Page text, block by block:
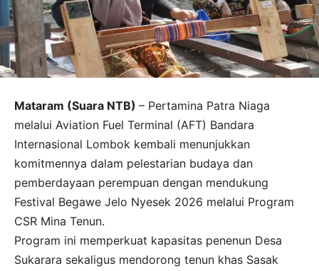
Mataram (Suara NTB) – Pertamina Patra Niaga
melalui Aviation Fuel Terminal (AFT) Bandara
Internasional Lombok kembali menunjukkan
komitmennya dalam pelestarian budaya dan
pemberdayaan perempuan dengan mendukung
Festival Begawe Jelo Nyesek 2026 melalui Program
CSR Mina Tenun.
Program ini memperkuat kapasitas penenun Desa
Sukarara sekaligus mendorong tenun khas Sasak